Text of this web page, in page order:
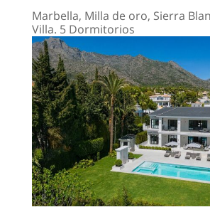
Marbella, Milla de oro, Sierra
Villa. 5 Dormitorios